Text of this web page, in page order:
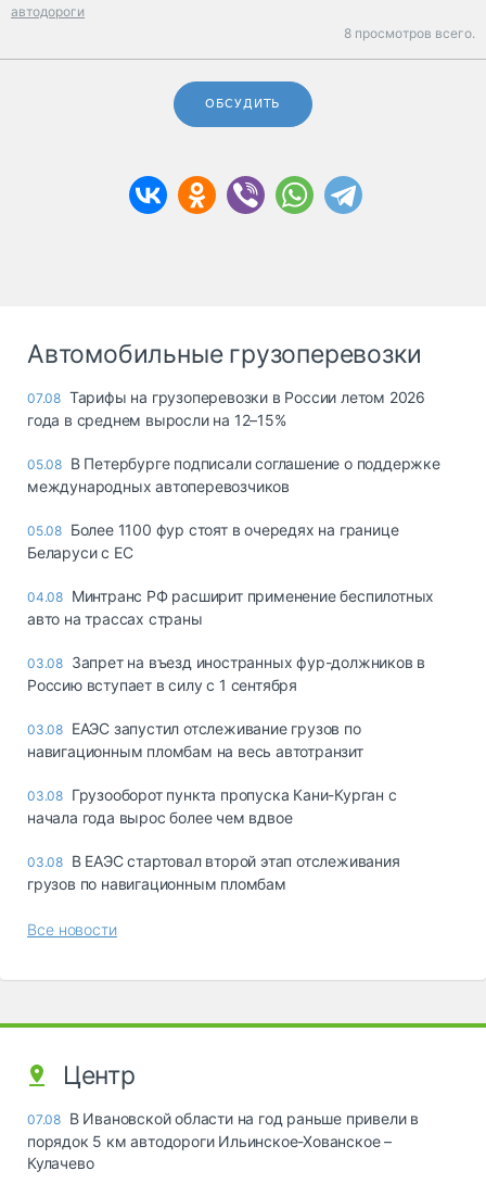
автодороги
8 просмотров всего.
ОБСУДИТЬ
Автомобильные грузоперевозки
07.08 Тарифы на грузоперевозки в России летом 2026
года в среднем выросли на 12–15%
05.08 В Петербурге подписали соглашение о поддержке
международных автоперевозчиков
05.08 Более 1100 фур стоят в очередях на границе
Беларуси с ЕС
04.08 Минтранс РФ расширит применение беспилотных
авто на трассах страны
03.08 Запрет на въезд иностранных фур-должников в
Россию вступает в силу с 1 сентября
03.08 ЕАЭС запустил отслеживание грузов по
навигационным пломбам на весь автотранзит
03.08 Грузооборот пункта пропуска Кани-Курган с
начала года вырос более чем вдвое
03.08 В ЕАЭС стартовал второй этап отслеживания
грузов по навигационным пломбам
Все новости
Центр
07.08 В Ивановской области на год раньше привели в
порядок 5 км автодороги Ильинское-Хованское –
Кулачево